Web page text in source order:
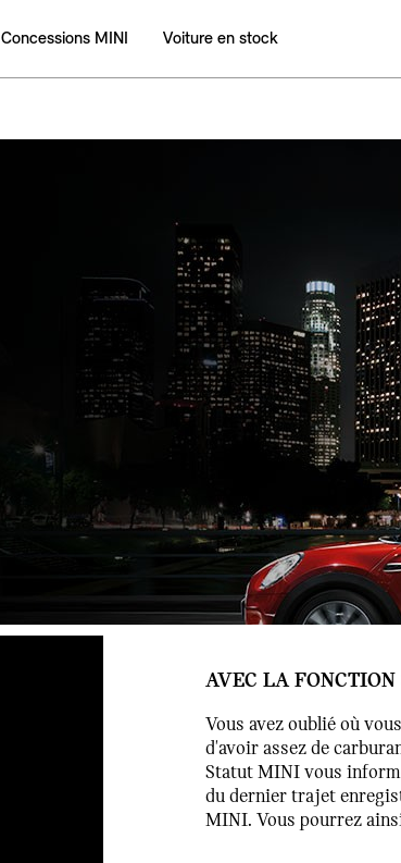
Concessions MINI Voiture en stock
AVEC LA FONCTION
Vous avez oublié où
d'avoir assez de
Statut MINI vous
du dernier trajet
MINI. Vous pourrez